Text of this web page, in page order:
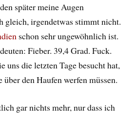
später meine Augen
gleich, irgendetwas stimmt nicht.
schon sehr ungewöhnlich ist.
Fieber. 39,4 Grad. Fuck.
uns die letzten Tage besucht hat,
über den Haufen werfen müssen.
gar nichts mehr, nur dass ich